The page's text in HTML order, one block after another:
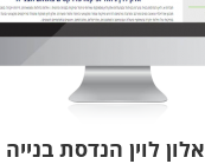
אלון לוין הנדסת בנייה